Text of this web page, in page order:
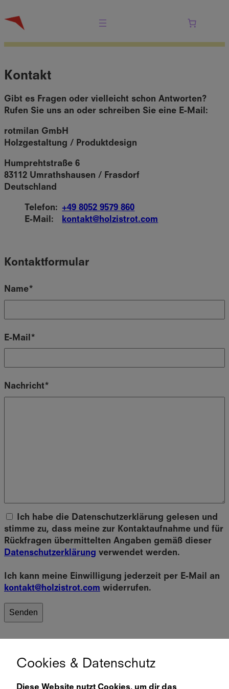
Inhalt
springen
Kontakt
Gibt es Fragen oder vielleicht schon Antworten?
Rufen Sie uns an oder schreiben Sie eine E-Mail:
rotmilan GmbH
Holzgestaltung / Produktdesign
Humprehtstraße 6
83112 Umrathshausen / Frasdorf
Deutschland
Telefon: +49 8052 9579 860
E-Mail:
kontakt@holzistrot.com
Kontaktformular
Name*
E-Mail*
Nachricht*
Ich habe die Datenschutzerklärung gelesen und
stimme zu, dass meine zur Kontaktaufnahme und für
Rückfragen übermittelten Angaben gemäß dieser
Datenschutzerklärung verwendet werden.
Ich kann meine Einwilligung jederzeit per E-Mail an
kontakt@holzistrot.com widerrufen.
Cookies & Datenschutz